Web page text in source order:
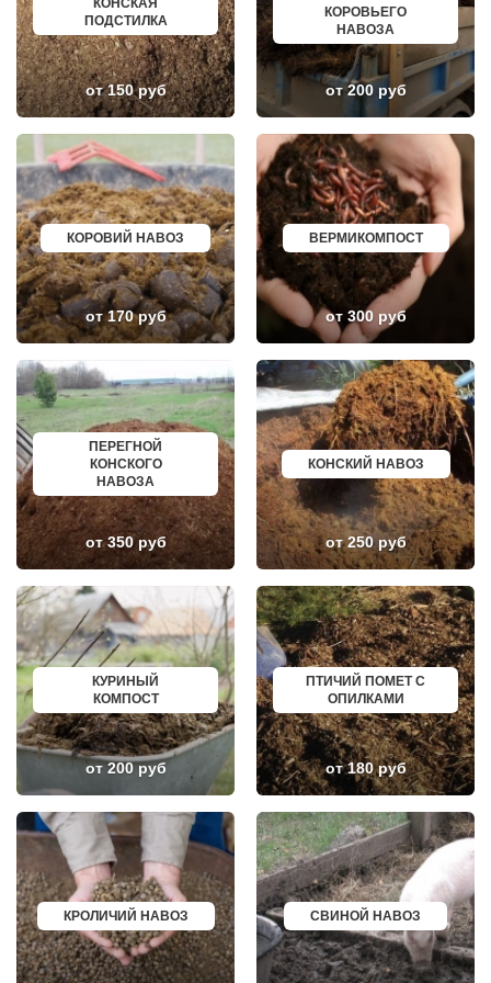
ГЛЕБОВСКИЙ
ГОЛИЦИНО
ГОРКИ ЛЕНИНСКИЕ
ГОРКИ-10
ДАВЫДОВО
ДЕДЕНЕВО
ДЕДОВСК
ДЕМИХОВО
ДЗЕРЖИНСКИЙ
ДМИТРОВ
ДОЛГОПРУДНЫЙ
ДОМОДЕДОВО
ДОРОХОВО
ДРЕЗНА
ДРУЖБА
ДУБКИ
ДУБНА
ДУБОВАЯ РОЩА
ЕГОРЬЕВСК
ЖЕЛЕЗНОДОРОЖНЫЙ
ЖИЛЕВО
ЖУКОВСКИЙ
ЗАГОРЯНСКИЙ
ЗАПРУДНЯ
ЗАРАЙСК
ЗАРЕЧЬЕ
ЗВЕНИГОРОД
ЗЕЛЕНОГРАД
ЗЕЛЕНОГРАДСКИЙ
ЗНАМЯ ОКТЯБРЯ
ИВАНТЕЕВКА
ИКША
ИСТРА
КАЛИНИНЕЦ
КАШИРА
КИЕВСКИЙ
КЛИМОВСК
КЛИН
КЛЯЗЬМА
КНУТОВО
КОЖИНО
КОКОШКИНО
КОЛЮБАКИНО
КОММУНАРКА
КОРЕНЕВО
КОРОЛЕВ
КОСИНО
КОТЕЛЬНИКИ
КРАСКОВО
КРАСНАЯ ПАХРА
КРАСНОАРМЕЙСК
КРАСНОГОРСК
КРАСНОЗАВОДСК
КРАСНОЗНАМЕНСК
КРАТОВО
ГОРЯЧИЙ КЛЮЧ
БОРОВИЧИ
ХАНТЫ МАНСИЙСК
ДМИТРИЕВ
ПЕТРОПАВЛОВСК КАМЧАТСКИЙ
АПШЕРОНСК
ВЕЛИКИЕ ЛУКИ
ЛОМОНОСОВ
НИЖНЕКАМСК
КАСПИЙСК
АЧИНСК
ЧЕРКЕССК
ЖЕЛЕЗНОГОРСК
АСБЕСТ
БОРИСОГЛЕБСК
БУЗУЛУК
ЕССЕНТУКИ
КАНСК
ТОСНО
ЭЛИСТА
ХАСАВЮРТ
УХТА
НОРИЛЬСК
РЕЖ
НОВОАЛТАЙСК
НЕВИННОМЫССК
ГОРНО АЛТАЙСК
КИНЕШМА
СЕРОВ
АЛЬМЕТЬЕВСК
ГРОЗНЫЙ
ЗЛАТОУСТ
НОВОЧЕБОКСАРСК
МИРНЫЙ
ГЕОРГИЕВСК
НОВОКУЙБЫШЕВСК
МИНЕРАЛЬНЫЕ ВОДЫ
ЕЛАБУГА
ЕЛЕЦ
ПАВЛОВО
КИСЛОВОДСК
КРОПОТКИН
УСОЛЬЕ
НИЖНЕВАРТОВСК
КОРЕНОВСК
ПИОНЕРСКИЙ
КИРИШИ
САРОВ
ЧАПАЕВСК
АЛЕКСИН
БЕЛОРЕЧЕНСК
БОЛЬШОЙ КАМЕНЬ
КИРЖАЧ
ПРИОЗЕРСК
САЛЬСК
ТОБОЛЬСК
КОНСКАЯ
ПОДСТИЛКА
от 150 руб
КОРОВЬЕГО
НАВОЗА
от 200 руб
КОРОВИЙ НАВОЗ
от 170 руб
ВЕРМИКОМПОСТ
от 300 руб
ПЕРЕГНОЙ
КОНСКОГО
НАВОЗА
от 350 руб
КОНСКИЙ НАВОЗ
от 250 руб
КУРИНЫЙ
КОМПОСТ
от 200 руб
ПТИЧИЙ ПОМЕТ С
ОПИЛКАМИ
от 180 руб
КРОЛИЧИЙ НАВОЗ СВИНОЙ НАВОЗ